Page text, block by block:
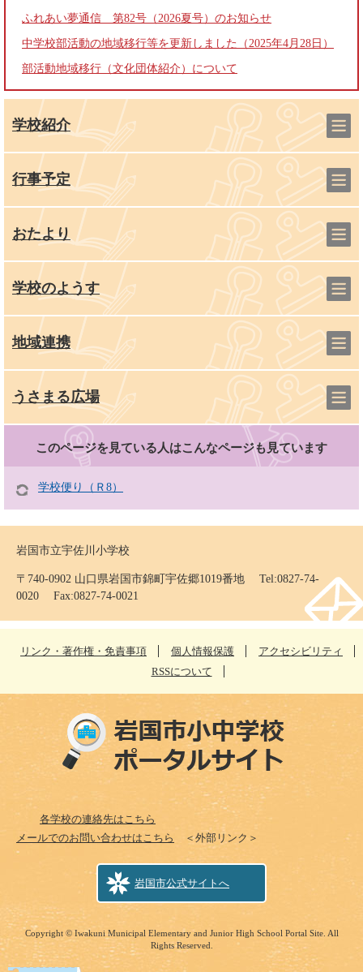
ふれあい夢通信 第82号（2026夏号）のお知らせ
中学校部活動の地域移行等を更新しました（2025年4月28日）
部活動地域移行（文化団体紹介）について
学校紹介
行事予定
おたより
学校のようす
地域連携
うさまる広場
このページを見ている人はこんなページも見ています
学校便り（Ｒ8）
岩国市立宇佐川小学校
〒740-0902 山口県岩国市錦町宇佐郷1019番地 Tel:0827-74-
0020 Fax:0827-74-0021
リンク・著作権・免責事項 個人情報保護
アクセシビリティ
RSSについて
各学校の連絡先はこちら
メールでのお問い合わせはこちら
＜外部リンク＞
岩国市公式サイトへ
Copyright © Iwakuni Municipal Elementary and Junior High School Portal Site. All
Rights Reserved.